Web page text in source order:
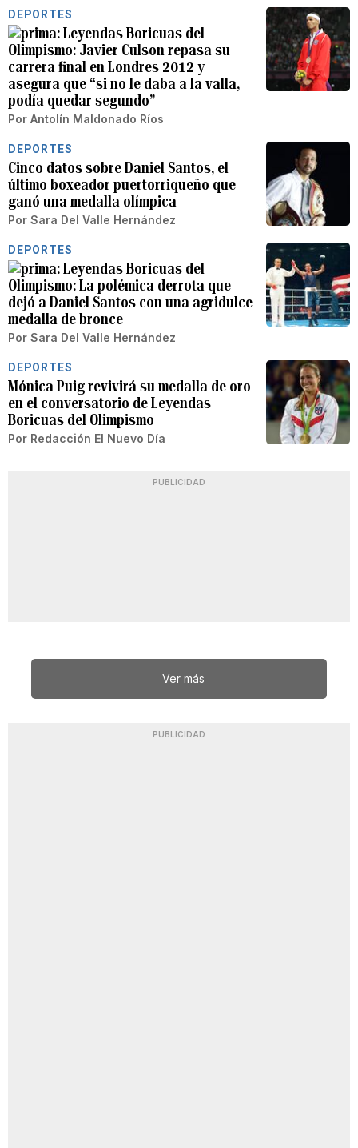
DEPORTES
Leyendas Boricuas del
Olimpismo: Javier Culson repasa su
carrera final en Londres 2012 y
asegura que “si no le daba a la valla,
podía quedar segundo”
Por Antolín Maldonado Ríos
DEPORTES
Cinco datos sobre Daniel Santos, el
último boxeador puertorriqueño que
ganó una medalla olímpica
Por Sara Del Valle Hernández
DEPORTES
Leyendas Boricuas del
Olimpismo: La polémica derrota que
dejó a Daniel Santos con una agridulce
medalla de bronce
Por Sara Del Valle Hernández
DEPORTES
Mónica Puig revivirá su medalla de oro
en el conversatorio de Leyendas
Boricuas del Olimpismo
Por Redacción El Nuevo Día
PUBLICIDAD
Ver más
PUBLICIDAD